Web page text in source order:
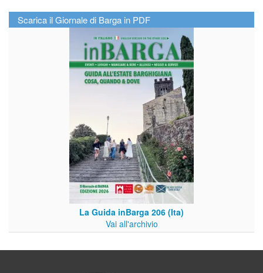
Scarica il Giornale di Barga in PDF
La Guida inBarga 206 (Ita)
Vai all'archivio